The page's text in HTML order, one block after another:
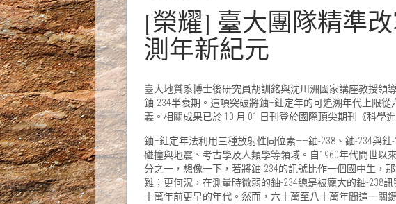
[榮耀] 臺大團隊精準
測年新紀元
臺大地質系博士後研究員胡訓銘與沈川洲國家講座教授領
鈾-234半衰期。這項突破將鈾–釷定年的可追溯年代上限
義。相關成果已於 10 月 01 日刊登於國際頂尖期刊《科學進
鈾–釷定年法利用三種放射性同位素——鈾-238、鈾-234與
碰撞與地震、考古學及人類學等領域。自1960年代問世以
分之一，想像一下，若將鈾-234的訊號比作一個國中生，
難；更何況，在測量時微弱的鈾-234總是被龐大的鈾-238
十萬年前更早的年代。然而，六十萬至八十萬年間這一關